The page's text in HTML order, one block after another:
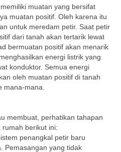
muatan yang bersifat
muatan positif. Oleh karena itu
untuk meredam petir. Saat petir
dari tanah akan tertarik lewat
bermuatan positif akan menarik
energi listrik yang
konduktor. Semua energi
oleh muatan positif di tanah
mana-mana.
membuat, perhatikan tahapan
rumah berikut ini:
penangkal petir baru
Pemasangan yang tidak